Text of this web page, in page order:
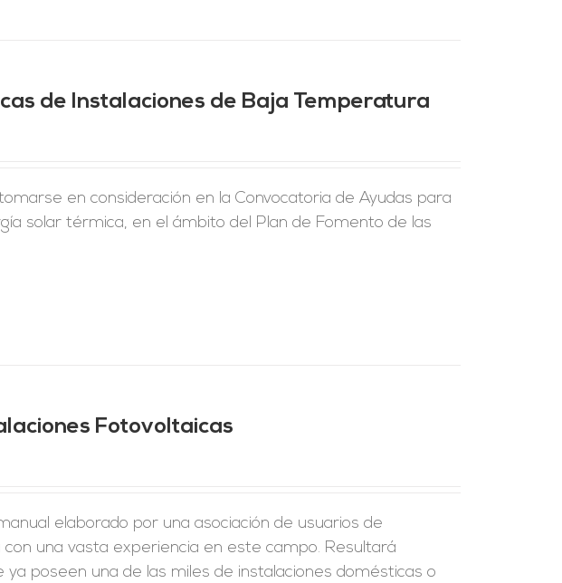
de Instalaciones de Baja Temperatura
en consideración en la Convocatoria de Ayudas para
solar térmica, en el ámbito del Plan de Fomento de las
Fotovoltaicas
elaborado por una asociación de usuarios de
una vasta experiencia en este campo. Resultará
poseen una de las miles de instalaciones domésticas o